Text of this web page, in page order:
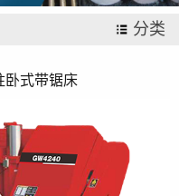
分类
卧式带锯床